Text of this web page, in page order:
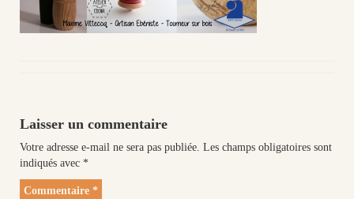
Laisser un commentaire
Votre adresse e-mail ne sera pas publiée. Les champs obligatoires sont
indiqués avec *
Commentaire *